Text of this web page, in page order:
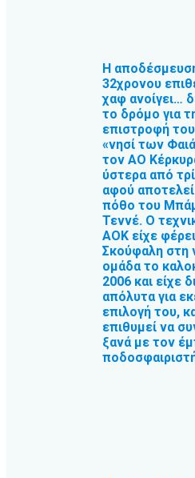
Η
32χρονου
χαφ ανοίγει…
το δρόμο για
επιστροφή
«νησί των
τον ΑΟ
ύστερα από
αφού
πόθο του
Τεννέ. Ο
ΑΟΚ είχε
Σκούφαλη στη
ομάδα το
2006 και είχε
απόλυτα για
επιλογή του,
επιθυμεί να
ξανά με τον